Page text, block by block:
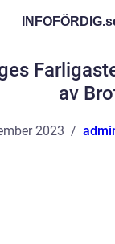
INFOFÖRDIG.
av
2023